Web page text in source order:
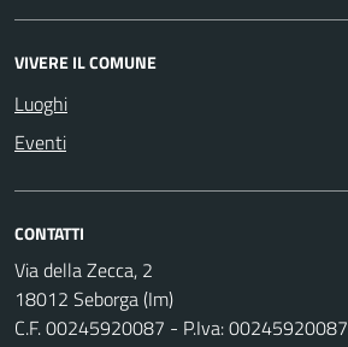
VIVERE IL COMUNE
Luoghi
Eventi
CONTATTI
Via della Zecca, 2
18012 Seborga (Im)
C.F. 00245920087 - P.Iva: 00245920087